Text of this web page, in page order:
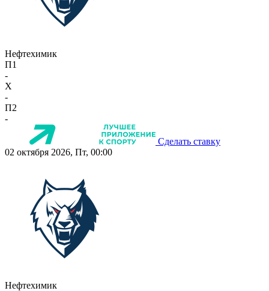
Нефтехимик
П1
-
X
-
П2
-
Сделать ставку
02 октября 2026, Пт, 00:00
Нефтехимик